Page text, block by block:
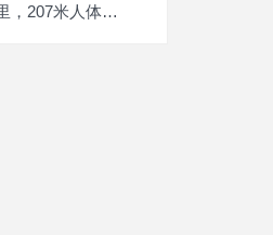
华中首条！蔡甸这里，207米人体直滑激流河